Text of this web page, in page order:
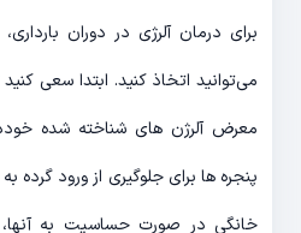
برای درمان آلرژی در دوران
می‌توانید اتخاذ کنید. ابتدا سعی
معرض آلرژن های شناخته شده
پنجره ها برای جلوگیری از ورود گرده
خانگی در صورت حساسیت به